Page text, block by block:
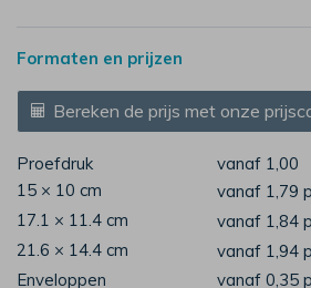
Formaten en prijzen
Bereken de prijs met onze
Proefdruk
vanaf 1,00
15 × 10 cm
vanaf 1,79
17.1 × 11.4 cm
vanaf 1,84
21.6 × 14.4 cm
vanaf 1,94
Enveloppen
vanaf 0,35